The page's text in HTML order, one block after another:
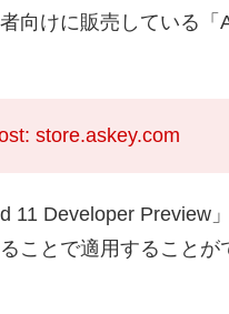
向けに販売している「
store.askey.com
11 Developer Preview
ことで適用することが